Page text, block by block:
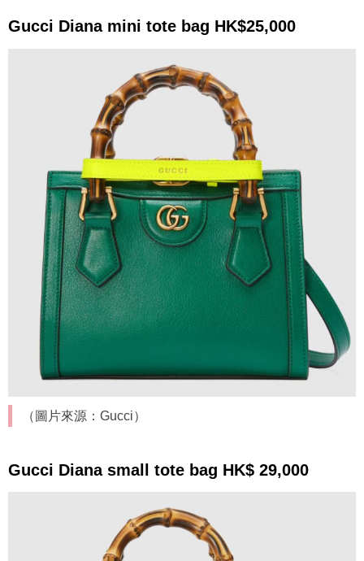
Gucci Diana mini tote bag HK$25,000
（圖片來源：Gucci）
Gucci Diana small tote bag HK$ 29,000